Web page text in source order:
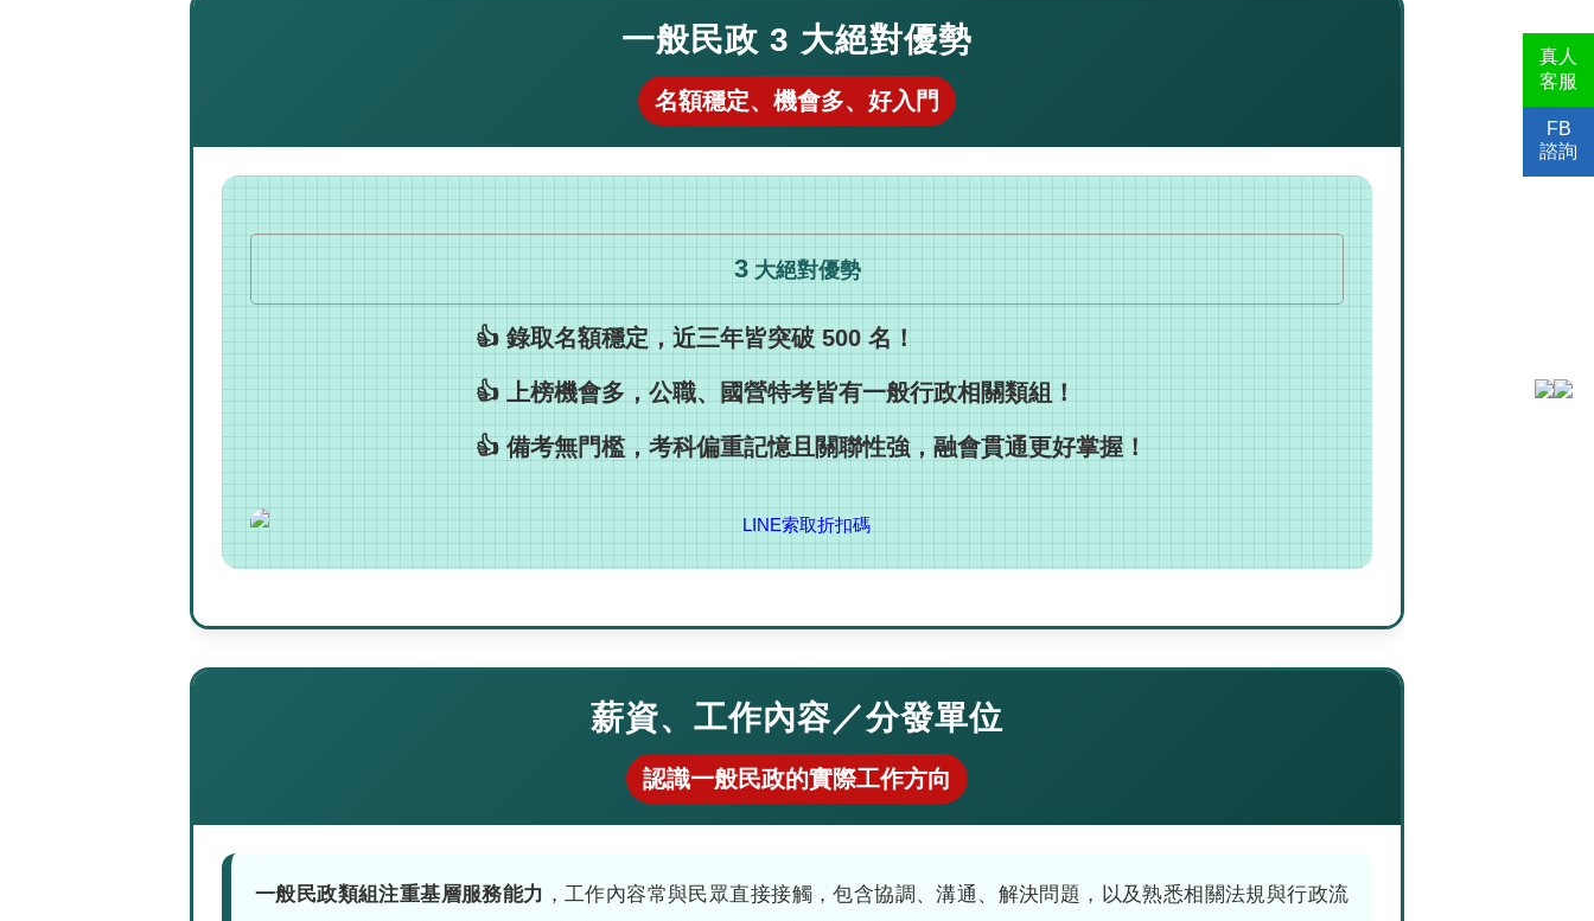
真人
客服
FB
諮詢
一般民政 3 大絕對優勢
名額穩定、機會多、好入門
3大絕對優勢
👍 錄取名額穩定，近三年皆突破 500 名！
👍 上榜機會多，公職、國營特考皆有一般行政相關類組！
👍 備考無門檻，考科偏重記憶且關聯性強，融會貫通更好掌握！
薪資、工作內容／分發單位
認識一般民政的實際工作方向
一般民政類組注重基層服務能力 ，工作內容常與民眾直接接觸，包含協調、溝通、解決問題，以及熟悉相關法規與行政流